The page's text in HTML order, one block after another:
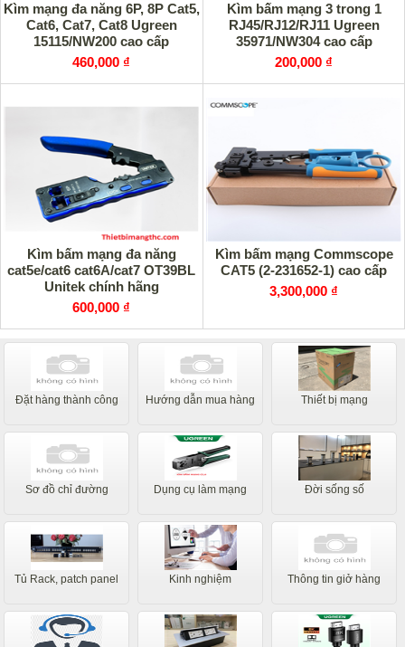
Kìm mạng đa năng 6P, 8P Cat5,
Cat6, Cat7, Cat8 Ugreen
15115/NW200 cao cấp
460,000 ₫
Kìm bấm mạng 3 trong 1
RJ45/RJ12/RJ11 Ugreen
35971/NW304 cao cấp
200,000 ₫
Kìm bấm mạng đa năng
cat5e/cat6 cat6A/cat7 OT39BL
Unitek chính hãng
600,000 ₫
Kìm bấm mạng Commscope
CAT5 (2-231652-1) cao cấp
3,300,000 ₫
Đặt hàng thành công Hướng dẫn mua hàng Thiết bị mạng
Sơ đồ chỉ đường Dụng cụ làm mạng Đời sống số
Tủ Rack, patch panel Kinh nghiệm Thông tin giở hàng